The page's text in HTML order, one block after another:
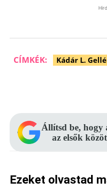
CÍMKÉK: Kádár L.
Állítsd be, hogy
az elsők
Ezeket olvastad